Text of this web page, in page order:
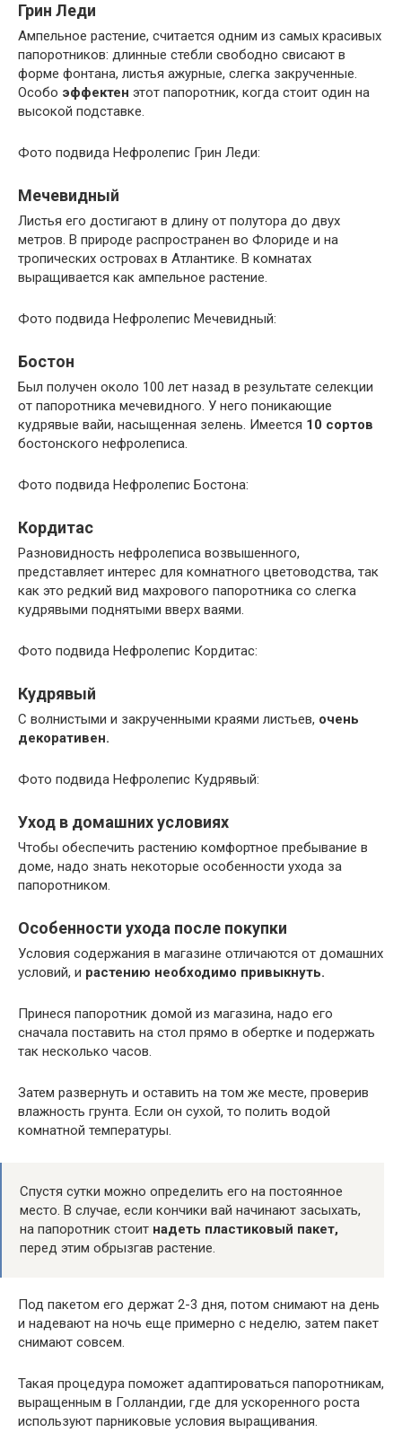
Грин Леди
Ампельное растение, считается одним из самых красивых
папоротников: длинные стебли свободно свисают в
форме фонтана, листья ажурные, слегка закрученные.
Особо эффектен этот папоротник, когда стоит один на
высокой подставке.
Фото подвида Нефролепис Грин Леди:
Мечевидный
Листья его достигают в длину от полутора до двух
метров. В природе распространен во Флориде и на
тропических островах в Атлантике. В комнатах
выращивается как ампельное растение.
Фото подвида Нефролепис Мечевидный:
Бостон
Был получен около 100 лет назад в результате селекции
от папоротника мечевидного. У него поникающие
кудрявые вайи, насыщенная зелень. Имеется 10 сортов
бостонского нефролеписа.
Фото подвида Нефролепис Бостона:
Кордитас
Разновидность нефролеписа возвышенного,
представляет интерес для комнатного цветоводства, так
как это редкий вид махрового папоротника со слегка
кудрявыми поднятыми вверх ваями.
Фото подвида Нефролепис Кордитас:
Кудрявый
С волнистыми и закрученными краями листьев, очень
декоративен.
Фото подвида Нефролепис Кудрявый:
Уход в домашних условиях
Чтобы обеспечить растению комфортное пребывание в
доме, надо знать некоторые особенности ухода за
папоротником.
Особенности ухода после покупки
Условия содержания в магазине отличаются от домашних
условий, и растению необходимо привыкнуть.
Принеся папоротник домой из магазина, надо его
сначала поставить на стол прямо в обертке и подержать
так несколько часов.
Затем развернуть и оставить на том же месте, проверив
влажность грунта. Если он сухой, то полить водой
комнатной температуры.
Спустя сутки можно определить его на постоянное
место. В случае, если кончики вай начинают засыхать,
на папоротник стоит надеть пластиковый пакет,
перед этим обрызгав растение.
Под пакетом его держат 2-3 дня, потом снимают на день
и надевают на ночь еще примерно с неделю, затем пакет
снимают совсем.
Такая процедура поможет адаптироваться папоротникам,
выращенным в Голландии, где для ускоренного роста
используют парниковые условия выращивания.